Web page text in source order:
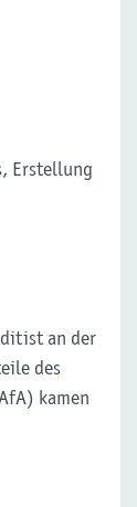
Erstellung
an der
des
kamen